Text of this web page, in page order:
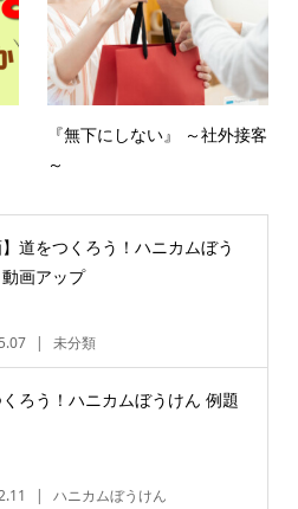
『無下にしない』 ～社外接客
～
】道をつくろう！ハニカムぼう
画アップ
未分類
ろう！ハニカムぼうけん 例題
ハニカムぼうけん